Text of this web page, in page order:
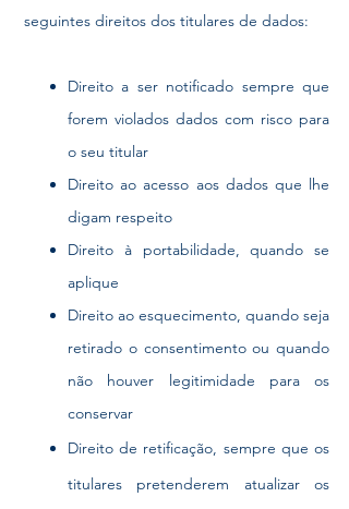
seguintes direitos dos titulares de dados:
Direito a ser notificado sempre que
forem violados dados com risco para
o seu titular
Direito ao acesso aos dados que lhe
digam respeito
Direito à portabilidade, quando se
aplique
Direito ao esquecimento, quando seja
retirado o consentimento ou quando
não houver legitimidade para os
conservar
Direito de retificação, sempre que os
titulares pretenderem atualizar os